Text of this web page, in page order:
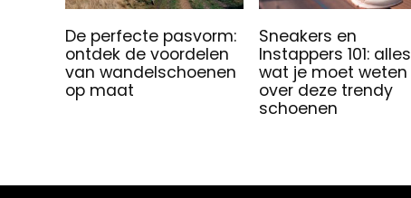
De perfecte pasvorm:
ontdek de voordelen
van wandelschoenen
op maat
Sneakers en
Instappers 101: alles
wat je moet weten
over deze trendy
schoenen